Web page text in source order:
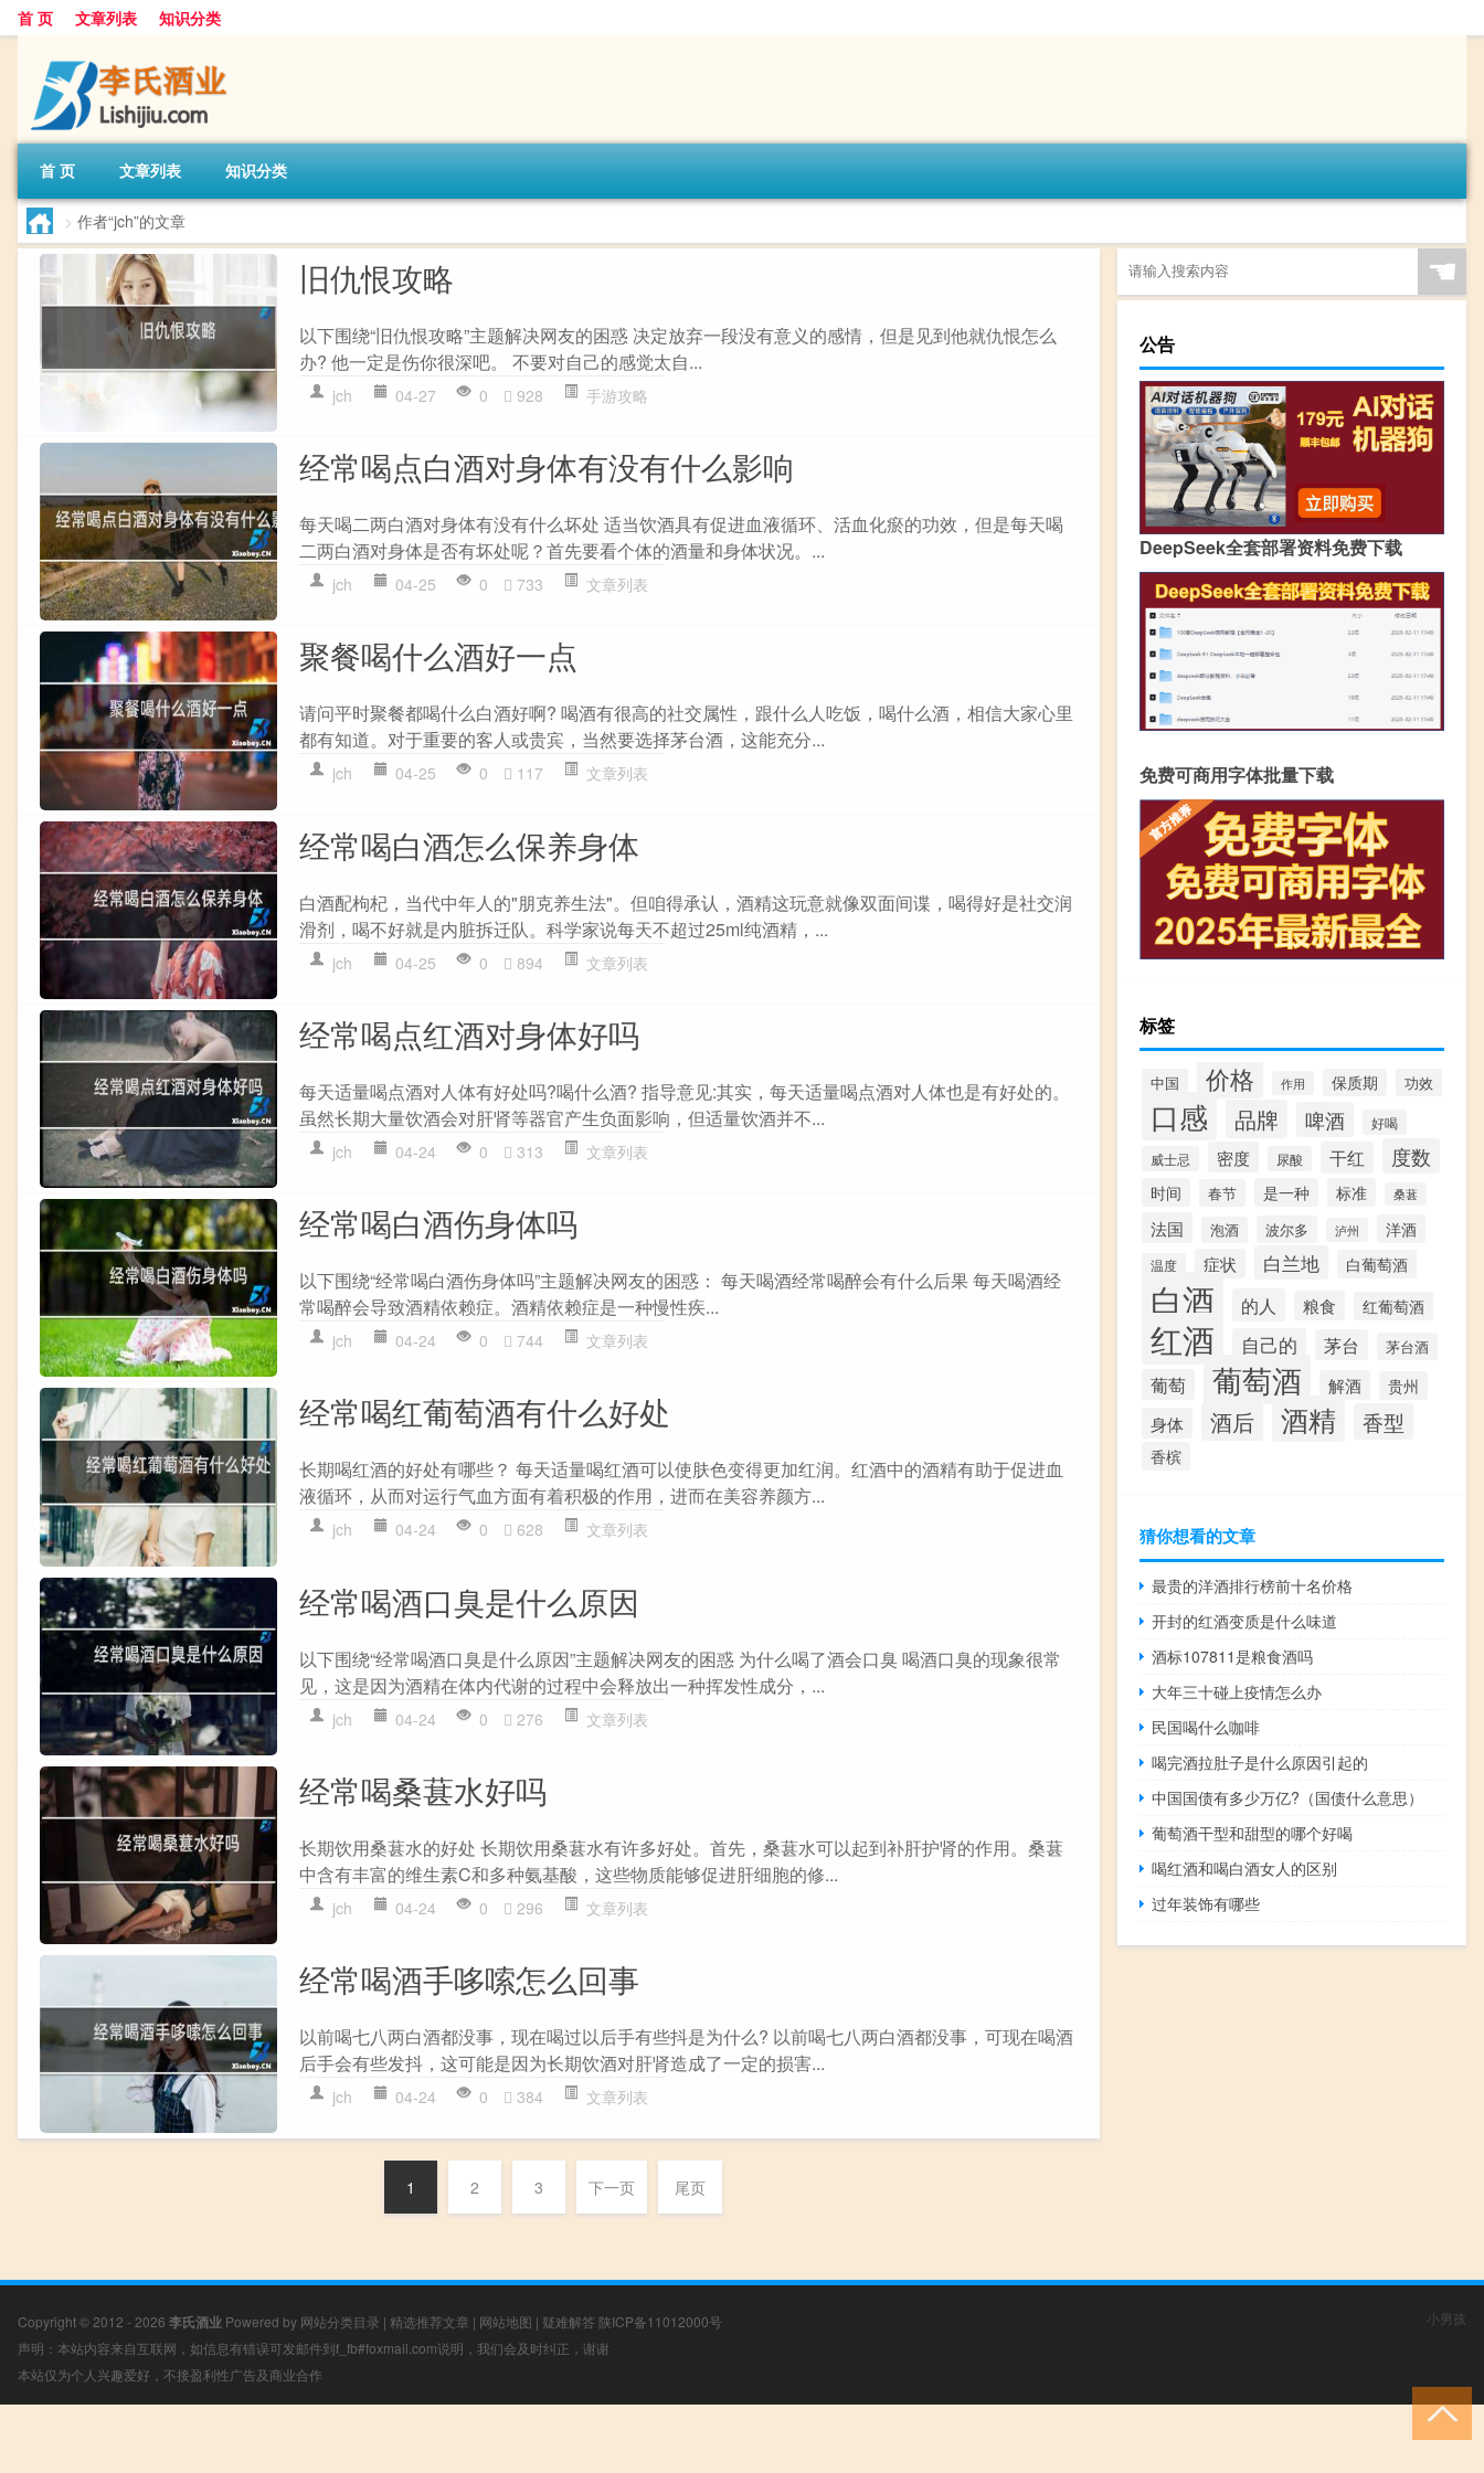
首 页 文章列表 知识分类
首 页 文章列表 知识分类
> 作者“jch”的文章
旧仇恨攻略
以下围绕“旧仇恨攻略”主题解决网友的困惑 决定放弃一段没有意义的感情，但是见到他就仇恨怎么
办? 他一定是伤你很深吧。 不要对自己的感觉太自...
jch 04-27 0 928 手游攻略
经常喝点白酒对身体有没有什么影响
每天喝二两白酒对身体有没有什么坏处 适当饮酒具有促进血液循环、活血化瘀的功效，但是每天喝
二两白酒对身体是否有坏处呢？首先要看个体的酒量和身体状况。...
jch 04-25 0 733 文章列表
聚餐喝什么酒好一点
请问平时聚餐都喝什么白酒好啊? 喝酒有很高的社交属性，跟什么人吃饭，喝什么酒，相信大家心里
都有知道。对于重要的客人或贵宾，当然要选择茅台酒，这能充分...
jch 04-25 0 117 文章列表
经常喝白酒怎么保养身体
白酒配枸杞，当代中年人的"朋克养生法"。但咱得承认，酒精这玩意就像双面间谍，喝得好是社交润
滑剂，喝不好就是内脏拆迁队。科学家说每天不超过25ml纯酒精，...
jch 04-25 0 894 文章列表
经常喝点红酒对身体好吗
每天适量喝点酒对人体有好处吗?喝什么酒? 指导意见:其实，每天适量喝点酒对人体也是有好处的。
虽然长期大量饮酒会对肝肾等器官产生负面影响，但适量饮酒并不...
jch 04-24 0 313 文章列表
经常喝白酒伤身体吗
以下围绕“经常喝白酒伤身体吗”主题解决网友的困惑： 每天喝酒经常喝醉会有什么后果 每天喝酒经
常喝醉会导致酒精依赖症。酒精依赖症是一种慢性疾...
jch 04-24 0 744 文章列表
经常喝红葡萄酒有什么好处
长期喝红酒的好处有哪些？ 每天适量喝红酒可以使肤色变得更加红润。红酒中的酒精有助于促进血
液循环，从而对运行气血方面有着积极的作用，进而在美容养颜方...
jch 04-24 0 628 文章列表
经常喝酒口臭是什么原因
以下围绕“经常喝酒口臭是什么原因”主题解决网友的困惑 为什么喝了酒会口臭 喝酒口臭的现象很常
见，这是因为酒精在体内代谢的过程中会释放出一种挥发性成分，...
jch 04-24 0 276 文章列表
经常喝桑葚水好吗
长期饮用桑葚水的好处 长期饮用桑葚水有许多好处。首先，桑葚水可以起到补肝护肾的作用。桑葚
中含有丰富的维生素C和多种氨基酸，这些物质能够促进肝细胞的修...
jch 04-24 0 296 文章列表
经常喝酒手哆嗦怎么回事
以前喝七八两白酒都没事，现在喝过以后手有些抖是为什么? 以前喝七八两白酒都没事，可现在喝酒
后手会有些发抖，这可能是因为长期饮酒对肝肾造成了一定的损害...
jch 04-24 0 384 文章列表
1 2 3 下一页 尾页
☚
公告
DeepSeek全套部署资料免费下载
免费可商用字体批量下载
标签
中国 价格 作用 保质期 功效
口感 品牌 啤酒
好喝
威士忌
密度 尿酸 干红 度数
时间 春节 是一种 标准 桑葚
法国 泡酒 波尔多 泸州 洋酒
温度 症状 白兰地 白葡萄酒
白酒 的人 粮食 红葡萄酒
红酒 自己的 茅台 茅台酒
葡萄 葡萄酒 解酒 贵州
身体 酒后 酒精 香型
香槟
猜你想看的文章
最贵的洋酒排行榜前十名价格
开封的红酒变质是什么味道
酒标107811是粮食酒吗
大年三十碰上疫情怎么办
民国喝什么咖啡
喝完酒拉肚子是什么原因引起的
中国国债有多少万亿?（国债什么意思）
葡萄酒干型和甜型的哪个好喝
喝红酒和喝白酒女人的区别
过年装饰有哪些
Copyright © 2012 - 2026 李氏酒业 Powered by 网站分类目录 | 精选推荐文章 | 网站地图 | 疑难解答 陕ICP备11012000号
声明：本站内容来自互联网，如信息有错误可发邮件到f_fb#foxmail.com说明，我们会及时纠正，谢谢
本站仅为个人兴趣爱好，不接盈利性广告及商业合作
小男孩